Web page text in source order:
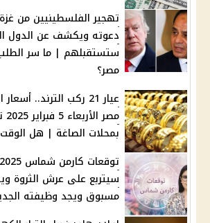
تهجير الفلسطينيين من
دعوته ويكشف عن الدول
ستستقبلهم | ما سر
مصر؟
عيار 21 ركب الترند..
بمحلات الصاغة | هل
سيتربع على عرش الثروة
مسبوق ويجد وظيفته